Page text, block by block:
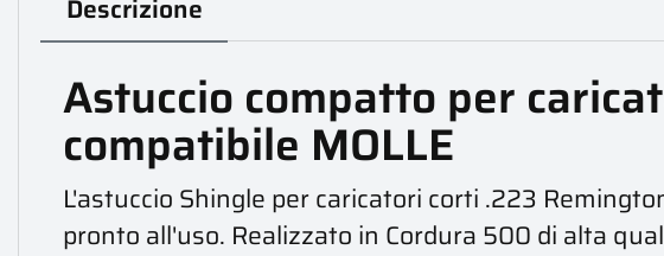
Descrizione
Astuccio compatto per
compatibile MOLLE
L'astuccio Shingle per caricatori corti .223
pronto all'uso. Realizzato in Cordura 500 di alta